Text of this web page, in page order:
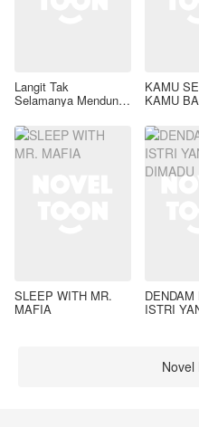
Langit Tak
Selamanya Mendung,
KAMU
KAMU
SLEEP WITH MR.
MAFIA ISTRI
Novel